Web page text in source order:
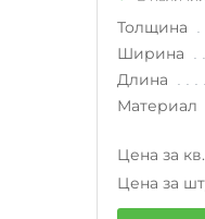
Толщина
Ширина
Длина
Материал
Цена за
Цена за